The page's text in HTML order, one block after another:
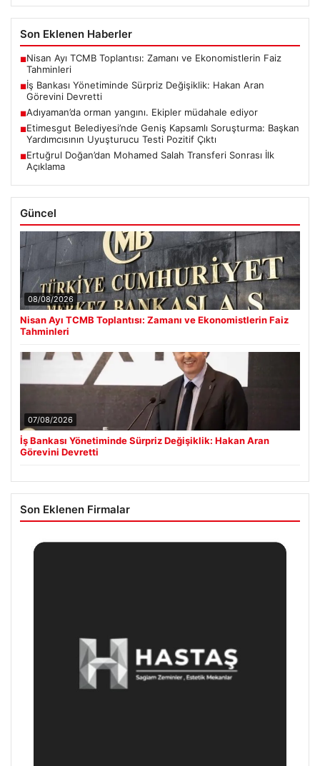
Son Eklenen Haberler
■Nisan Ayı TCMB Toplantısı: Zamanı ve Ekonomistlerin Faiz
Tahminleri
■İş Bankası Yönetiminde Sürpriz Değişiklik: Hakan Aran
Görevini Devretti
■Adıyaman’da orman yangını. Ekipler müdahale ediyor
■Etimesgut Belediyesi’nde Geniş Kapsamlı Soruşturma: Başkan
Yardımcısının Uyuşturucu Testi Pozitif Çıktı
■Ertuğrul Doğan’dan Mohamed Salah Transferi Sonrası İlk
Açıklama
Güncel
08/08/2026
Nisan Ayı TCMB Toplantısı: Zamanı ve Ekonomistlerin Faiz
Tahminleri
07/08/2026
İş Bankası Yönetiminde Sürpriz Değişiklik: Hakan Aran
Görevini Devretti
Son Eklenen Firmalar